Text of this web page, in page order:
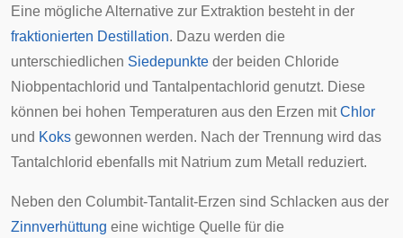
Eine mögliche Alternative zur Extraktion besteht in der
fraktionierten Destillation. Dazu werden die
unterschiedlichen Siedepunkte der beiden Chloride
Niobpentachlorid und Tantalpentachlorid genutzt. Diese
können bei hohen Temperaturen aus den Erzen mitChlor
und Koks gewonnen werden. Nach der Trennung wird das
Tantalchlorid ebenfalls mit Natrium zum Metall reduziert.
Neben den Columbit-Tantalit-Erzen sind Schlacken aus der
Zinnverhüttung eine wichtige Quelle für die